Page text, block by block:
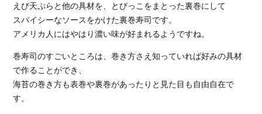
えび天ぷらと他の具材を、とびっこをまとった裏巻にして
スパイシーなソースをかけた裏巻寿司です。
アメリカ人にはやはり濃い味が好まれるようですね。
巻寿司のすごいところは、巻き方さえ知っていれば好みの具材
で作ることができ、
海苔の巻き方も表巻や裏巻があったりと見た目も自由自在で
す。